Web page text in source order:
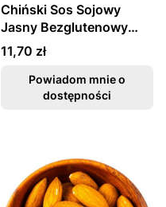
Chiński Sos Sojowy
Jasny Bezglutenowy
Dobry Skład Dieta Bez
Glutenu 1000ml ASIA
KITCHEN
Cena
11,70 zł
Powiadom mnie o
dostępności